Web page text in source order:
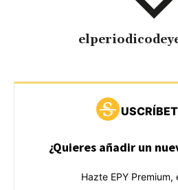
¿Quieres añadir un
Hazte EPY Premium,